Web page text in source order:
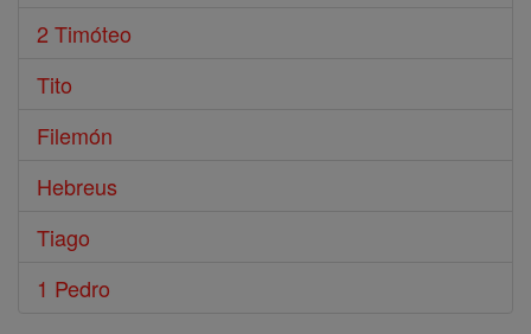
2 Timóteo
Tito
Filemón
Hebreus
Tiago
1 Pedro